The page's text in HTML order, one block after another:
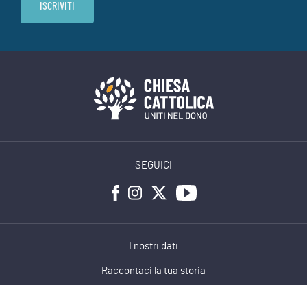
SEGUICI
I nostri dati
Raccontaci la tua storia